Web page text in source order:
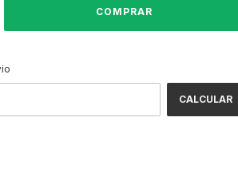
CALCULAR